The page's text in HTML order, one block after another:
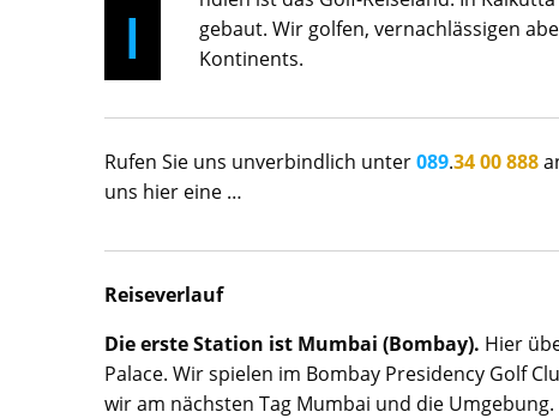
I
gebaut. Wir golfen, vernachlässigen
Kontinents.
Rufen Sie uns unverbindlich unter089.34 00 888
uns hier eine …
Reiseverlauf
Die erste Station ist Mumbai (Bombay). Hier
Palace. Wir spielen im Bombay Presidency Golf
wir am nächsten Tag Mumbai und die Umgebung.